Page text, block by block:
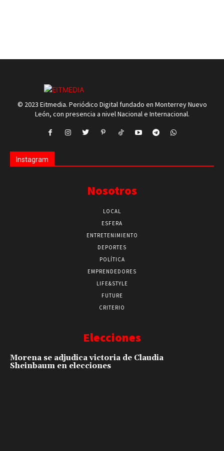
© 2023 Eitmedia. Periódico Digital fundado en Monterrey Nuevo
León, con presencia a nivel Nacional e Internacional.
Instagram
Nosotros
LOCAL
ESFERA
ENTRETENIMIENTO
DEPORTES
POLÍTICA
EMPRENDEDORES
LIFE&STYLE
FUTURE
CRITERIO
Elecciones
Morena se adjudica victoria de Claudia
Sheinbaum en elecciones